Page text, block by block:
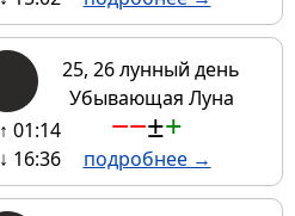
25, 26 лунный день
Убывающая Луна
↑ 01:14
↓ 16:36
−−±+
подробнее →